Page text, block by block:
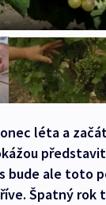
léta a
bude ale toto
Špatný rok